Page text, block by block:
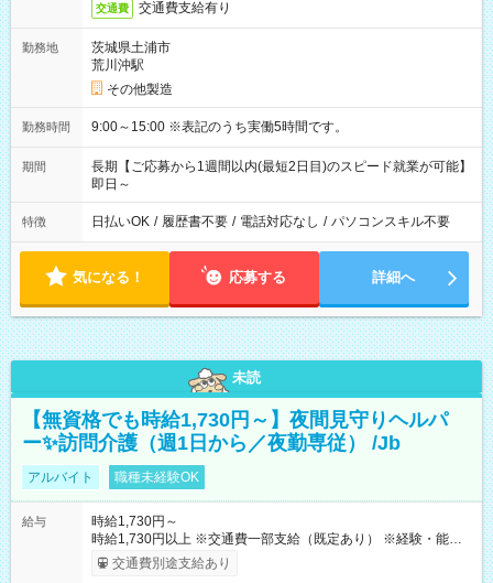
交通費 交通費支給有り
勤務地
茨城県土浦市
荒川沖駅
その他製造
勤務時間 9:00～15:00 ※表記のうち実働5時間です。
期間
長期【ご応募から1週間以内(最短2日目)のスピード就業が可能】
即日～
特徴 日払いOK / 履歴書不要 / 電話対応なし / パソコンスキル不要
気になる！ 応募する 詳細へ
未読
【無資格でも時給1,730円～】夜間見守りヘルパ
ー✨訪問介護（週1日から／夜勤専従） /Jb
アルバイト 職種未経験OK
給与
時給1,730円～
時給1,730円以上 ※交通費一部支給（既定あり） ※経験・能力を
考慮して決定します 【収入例】 週1回勤務の場合：1,730円×8時
間×4回=5万5,360円 週3回勤務の場合：1,730円×8時間×12回
交通費別途支給あり